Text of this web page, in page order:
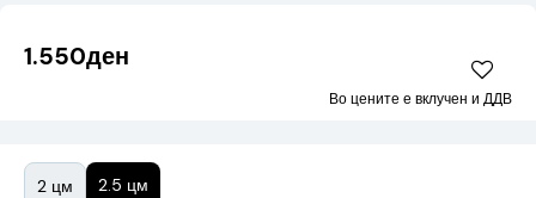
1.550ден
Во цените е вклучен и ДДВ
2 цм 2.5 цм